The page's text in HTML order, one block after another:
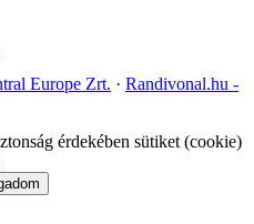
Europe Zrt. · Randivonal.hu -
érdekében sütiket (cookie)